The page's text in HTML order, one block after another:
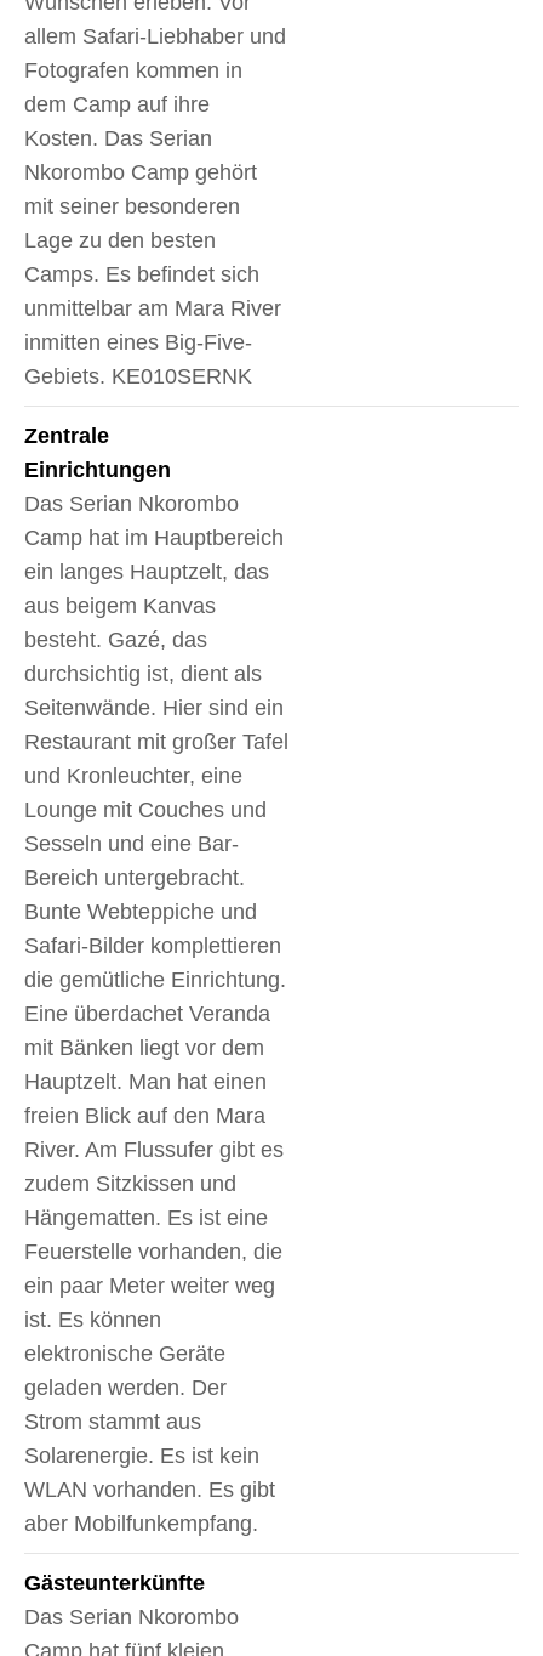
allem Safari-Liebhaber und
Fotografen kommen in
dem Camp auf ihre
Kosten. Das Serian
Nkorombo Camp gehört
mit seiner besonderen
Lage zu den besten
Camps. Es befindet sich
unmittelbar am Mara River
inmitten eines Big-Five-
Gebiets. KE010SERNK
Zentrale
Einrichtungen
Das Serian Nkorombo
Camp hat im Hauptbereich
ein langes Hauptzelt, das
aus beigem Kanvas
besteht. Gazé, das
durchsichtig ist, dient als
Seitenwände. Hier sind ein
Restaurant mit großer Tafel
und Kronleuchter, eine
Lounge mit Couches und
Sesseln und eine Bar-
Bereich untergebracht.
Bunte Webteppiche und
Safari-Bilder komplettieren
die gemütliche Einrichtung.
Eine überdachet Veranda
mit Bänken liegt vor dem
Hauptzelt. Man hat einen
freien Blick auf den Mara
River. Am Flussufer gibt es
zudem Sitzkissen und
Hängematten. Es ist eine
Feuerstelle vorhanden, die
ein paar Meter weiter weg
ist. Es können
elektronische Geräte
geladen werden. Der
Strom stammt aus
Solarenergie. Es ist kein
WLAN vorhanden. Es gibt
aber Mobilfunkempfang.
Gäste­unterkünfte
Das Serian Nkorombo
Camp hat fünf kleien